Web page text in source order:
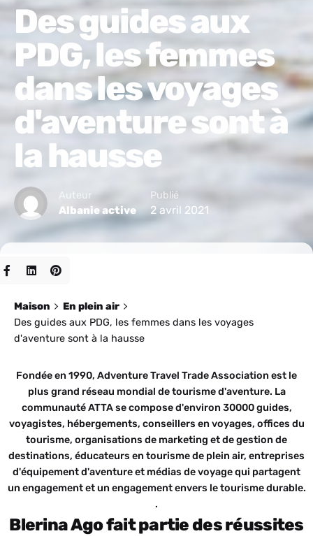
Des guides aux
PDG, les femmes
dans les voyages
d'aventure sont à
la hausse
Auteur
Albanie active
Publié
2 avril 2021
Maison
En plein air
Des guides aux PDG, les femmes dans les voyages
d'aventure sont à la hausse
Fondée en 1990, Adventure Travel Trade Association est le
plus grand réseau mondial de tourisme d'aventure. La
communauté ATTA se compose d'environ 30000 guides,
voyagistes, hébergements, conseillers en voyages, offices du
tourisme, organisations de marketing et de gestion de
destinations, éducateurs en tourisme de plein air, entreprises
d'équipement d'aventure et médias de voyage qui partagent
un engagement et un engagement envers le tourisme durable.
.
Blerina Ago fait partie des réussites